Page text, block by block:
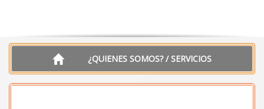
¿QUIENES SOMOS? / SERVICIOS